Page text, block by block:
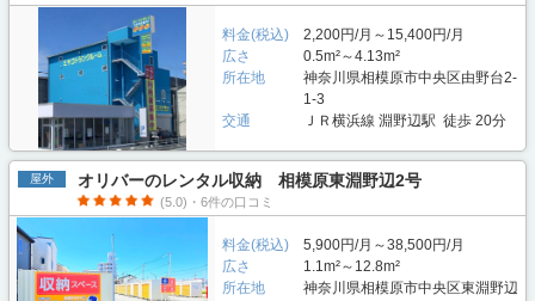
料金(税込)
2,200円/月～15,400円/月
広さ
0.5m²～4.13m²
所在地
神奈川県相模原市中央区由野台2-
1-3
交通
ＪＲ横浜線 淵野辺駅 徒歩 20分
屋外 オリバーのレンタル収納 相模原東淵野辺2号
(5.0)・6件の口コミ
料金(税込)
5,900円/月～38,500円/月
広さ
1.1m²～12.8m²
所在地
神奈川県相模原市中央区東淵野辺